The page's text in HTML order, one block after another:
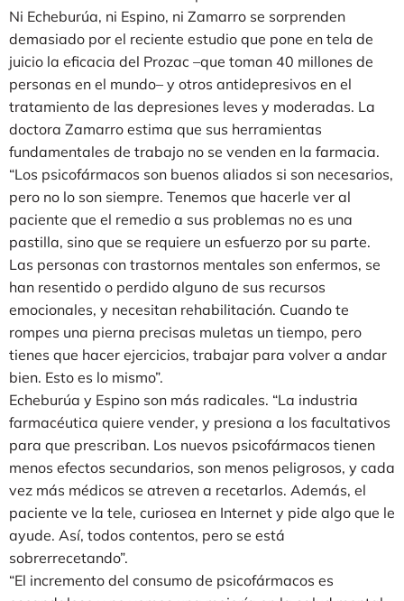
Ni Echeburúa, ni Espino, ni Zamarro se sorprenden
demasiado por el reciente estudio que pone en tela de
juicio la eficacia del Prozac –que toman 40 millones de
personas en el mundo– y otros antidepresivos en el
tratamiento de las depresiones leves y moderadas. La
doctora Zamarro estima que sus herramientas
fundamentales de trabajo no se venden en la farmacia.
“Los psicofármacos son buenos aliados si son necesarios,
pero no lo son siempre. Tenemos que hacerle ver al
paciente que el remedio a sus problemas no es una
pastilla, sino que se requiere un esfuerzo por su parte.
Las personas con trastornos mentales son enfermos, se
han resentido o perdido alguno de sus recursos
emocionales, y necesitan rehabilitación. Cuando te
rompes una pierna precisas muletas un tiempo, pero
tienes que hacer ejercicios, trabajar para volver a andar
bien. Esto es lo mismo”.
Echeburúa y Espino son más radicales. “La industria
farmacéutica quiere vender, y presiona a los facultativos
para que prescriban. Los nuevos psicofármacos tienen
menos efectos secundarios, son menos peligrosos, y cada
vez más médicos se atreven a recetarlos. Además, el
paciente ve la tele, curiosea en Internet y pide algo que le
ayude. Así, todos contentos, pero se está
sobrerrecetando”.
“El incremento del consumo de psicofármacos es